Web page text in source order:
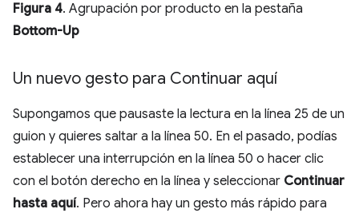
Figura 4. Agrupación por producto en la pestaña
Bottom-Up
Un nuevo gesto para Continuar aquí
Supongamos que pausaste la lectura en la línea 25 de un
guion y quieres saltar a la línea 50. En el pasado, podías
establecer una interrupción en la línea 50 o hacer clic
con el botón derecho en la línea y seleccionar Continuar
hasta aquí. Pero ahora hay un gesto más rápido para